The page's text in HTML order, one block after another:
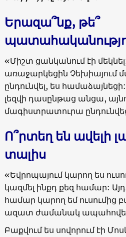
Երազա՞նք, թե՞
«Միշտ ցանկանում էի
առաջարկեցին Չեխիայում
ընդունվել, ես
լեզվի դասընթաց անցա,
մագիստրատուրա
Ո՞րտեղ են ավելի
տալիս
«Եվրոպայում կարող ես
կազմել ինքդ քեզ համար:
համար կարող եմ
ազատ ժամանակ
Բաքվում ես սովորում էի